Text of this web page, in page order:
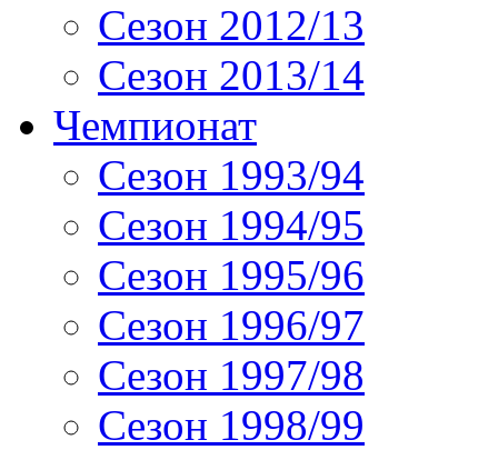
Сезон 2012/13
Сезон 2013/14
Чемпионат
Сезон 1993/94
Сезон 1994/95
Сезон 1995/96
Сезон 1996/97
Сезон 1997/98
Сезон 1998/99